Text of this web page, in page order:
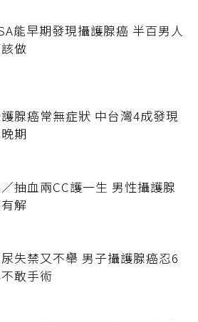
能早期發現攝護腺癌 半百男人
做
腺癌常無症狀 中台灣4成發現
期
抽血兩CC護一生 男性攝護腺
解
失禁又不舉 男子攝護腺癌忍6
敢手術